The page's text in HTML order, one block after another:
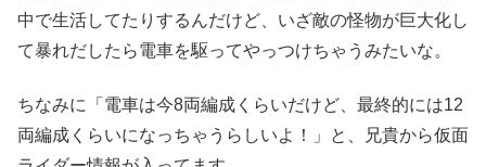
中で生活してたりするんだけど、いざ敵の怪物が巨大化し
て暴れだしたら電車を駆ってやっつけちゃうみたいな。
ちなみに「電車は今8両編成くらいだけど、最終的には12
両編成くらいになっちゃうらしいよ！」と、兄貴から仮面